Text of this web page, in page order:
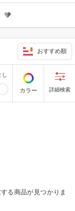
おすすめ順
し
カラー
る商品が見つかりま